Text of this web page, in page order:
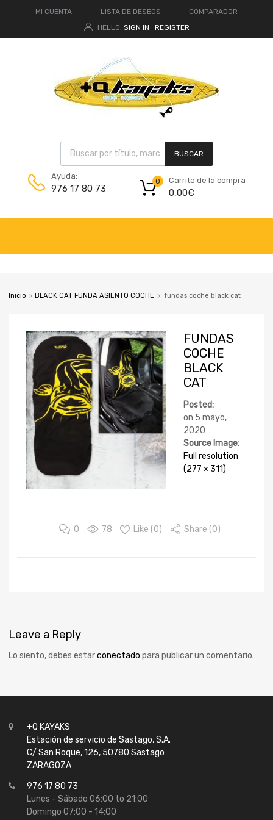
MI CUENTA LISTA DE DESEOS
COMPARADOR
HELLO. SIGN IN REGISTER
BUSCAR
Ayuda:
976 17 80 73
Carrito de la compra
0,00€
0
Inicio > BLACK CAT FUNDA ASIENTO COCHE > fundas coche black cat
FUNDAS
COCHE
BLACK
CAT
Posted:
on 5 mayo,
2020
Source Image:
Full resolution
(277 × 311)
0 78 Like (0) Share (0)
Leave a Reply
Lo siento, debes estarconectado para publicar un comentario.
+Q KAYAKS
Estación de servicio de Sastago, S.A.
C/ San Roque, 126, 50780 Sastago
ZARAGOZA
976 17 80 73
Lunes - Sábado 06:00 to 21:00
Domingo 07:00 - 14:00